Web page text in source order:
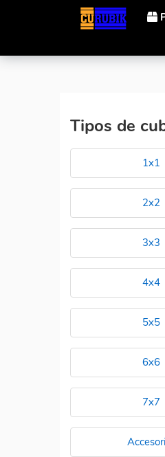
Cubos
Tipos de
1x1
2x2
3x3
4x4
5x5
6x6
7x7